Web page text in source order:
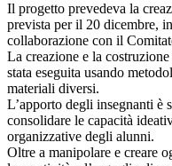
Il progetto prevedeva la
prevista per il 20 dicembre, in
collaborazione con il
La creazione e la
stata eseguita usando
materiali diversi.
L’apporto degli insegnanti è
consolidare le capacità
organizzative degli alunni.
Oltre a manipolare e creare